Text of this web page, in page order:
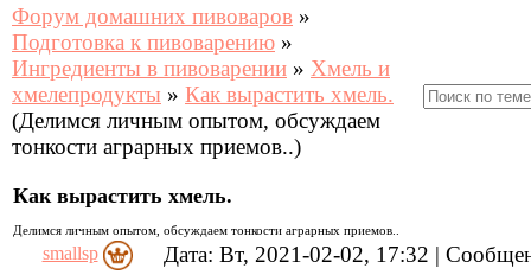
Форум домашних пивоваров »
Подготовка к пивоварению »
Ингредиенты в пивоварении » Хмель и
хмелепродукты » Как вырастить хмель.
(Делимся личным опытом, обсуждаем
тонкости аграрных приемов..)
Как вырастить хмель.
Делимся личным опытом, обсуждаем тонкости аграрных приемов..
smallsp Дата: Вт, 2021-02-02, 17:32 |